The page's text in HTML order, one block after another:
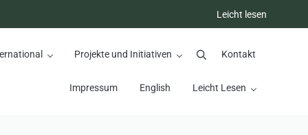
Leicht lesen
Projekte und Initiativen SuchenKontakt
Impressum English Leicht Lesen